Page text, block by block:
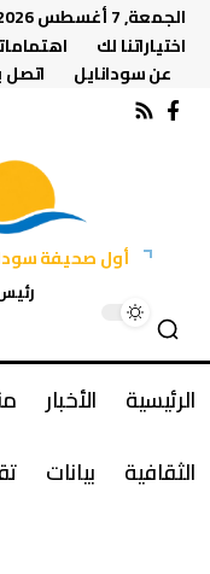
الجمعة, 7 أغسطس 2026
اختياراتنا لك
عن سودانايل
اتصل
أول صحيفة
الرئيسية الأخبار
الثقافية
بيانات